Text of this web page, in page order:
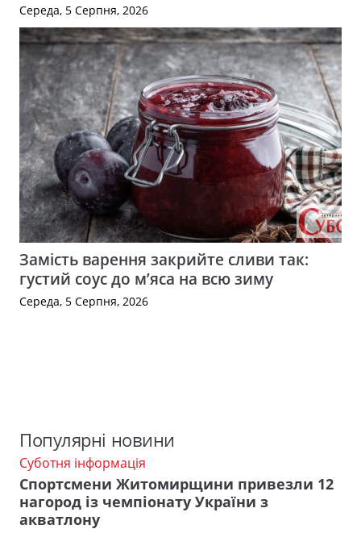
Середа, 5 Серпня, 2026
Замість варення закрийте сливи так:
густий соус до м’яса на всю зиму
Середа, 5 Серпня, 2026
Популярні новини
Суботня інформація
Спортсмени Житомирщини привезли 12
нагород із чемпіонату України з
акватлону